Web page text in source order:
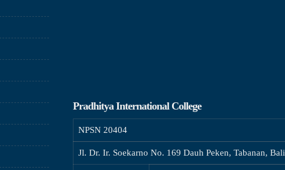
Pradhitya International College
NPSN 20404
Jl. Dr. Ir. Soekarno No. 169 Dauh Peken, Tabanan, Bali